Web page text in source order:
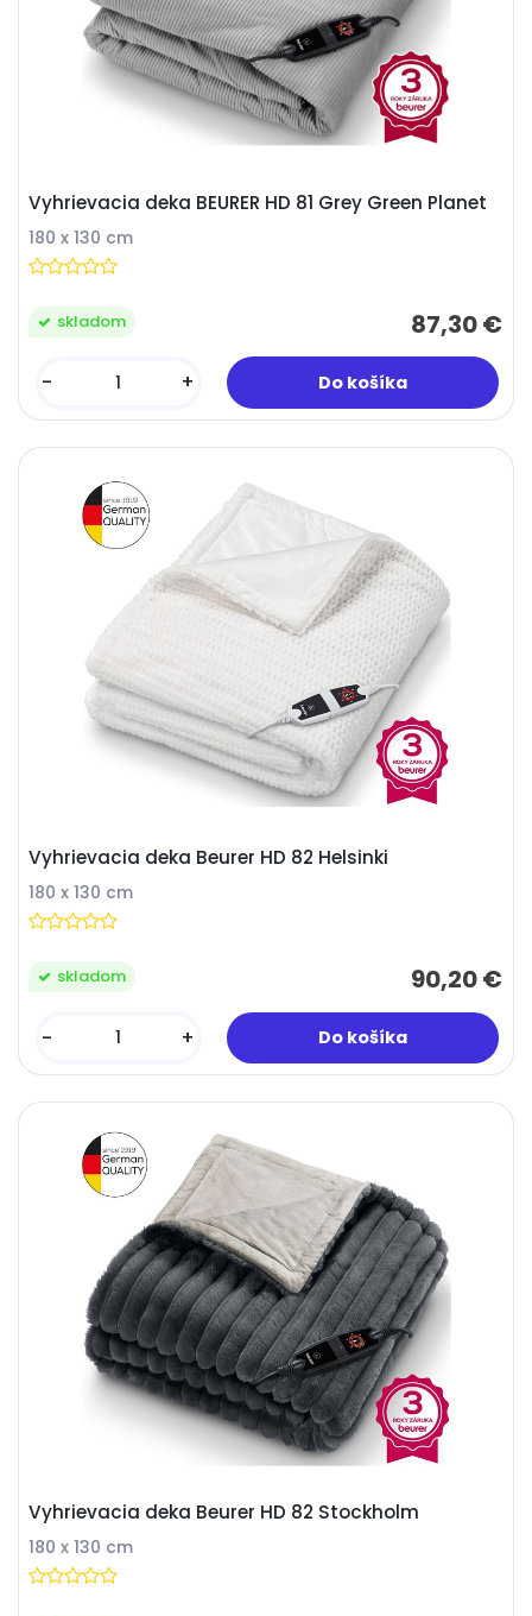
Vyhrievacia deka BEURER HD 81 Grey Green Planet
180 x 130 cm
87,30 €
skladom
- +
Vyhrievacia deka Beurer HD 82 Helsinki
180 x 130 cm
90,20 €
skladom
- +
Vyhrievacia deka Beurer HD 82 Stockholm
180 x 130 cm